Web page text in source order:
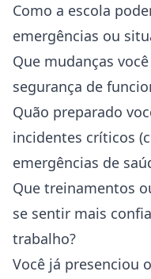
Como a escola
emergências ou
Que mudanças
segurança de
Quão preparado
incidentes críticos
emergências de
Que treinamentos
se sentir mais
trabalho?
Você já presenciou